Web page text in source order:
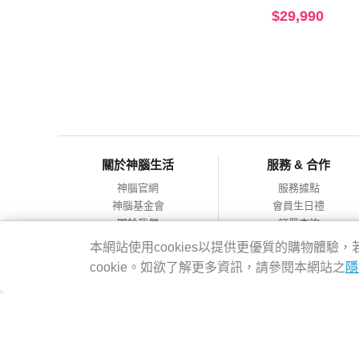
$29,990
關於神腦生活
神腦官網
神腦基金會
關於我們
會員服務條款
隱私權政策
網站導覽
服務 & 合作
服務據點
會員生日禮
訂單查詢
合作提案
本網站使用cookies以提供更優質的購物體驗
cookie。如欲了解更多資訊，請參閱本網站之